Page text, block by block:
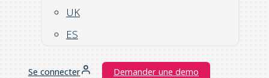
UK
ES
Se connecter Demander une demo